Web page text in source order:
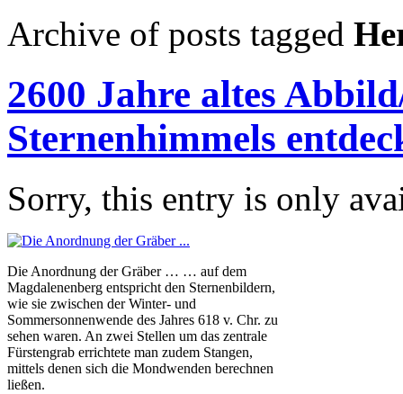
Archive of posts tagged
2600 Jahre altes
Sternenhimmels
Sorry, this entry is only
Die Anordnung der Gräber … … auf dem
Magdalenenberg entspricht den Sternenbildern,
wie sie zwischen der Winter- und
Sommersonnenwende des Jahres 618 v. Chr. zu
sehen waren. An zwei Stellen um das zentrale
Fürstengrab errichtete man zudem Stangen,
mittels denen sich die Mondwenden berechnen
ließen.